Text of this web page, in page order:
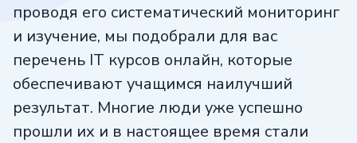
проводя его систематический мониторинг
и изучение, мы подобрали для вас
перечень IT курсов онлайн, которые
обеспечивают учащимся наилучший
результат. Многие люди уже успешно
прошли их и в настоящее время стали